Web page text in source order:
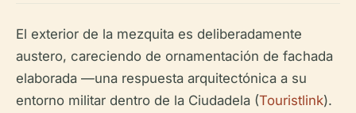
El exterior de la mezquita es deliberadamente
austero, careciendo de ornamentación de fachada
elaborada —una respuesta arquitectónica a su
entorno militar dentro de la Ciudadela (Touristlink).